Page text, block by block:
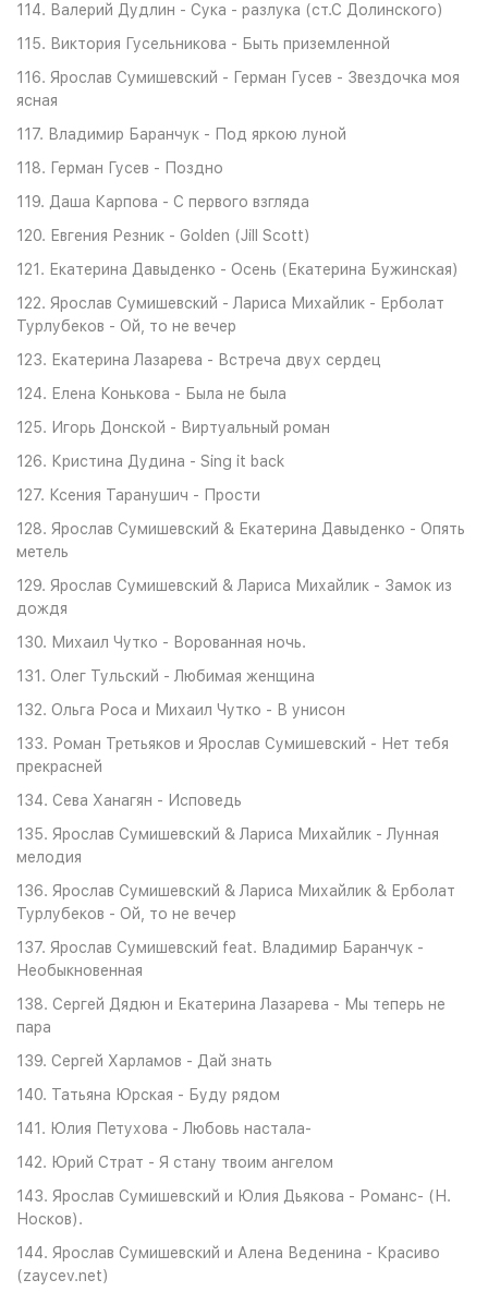
114. Валерий Дудлин - Сука - разлука (ст.С Долинского)
115. Виктория Гусельникова - Быть приземленной
116. Ярослав Сумишевский - Герман Гусев - Звездочка моя
ясная
117. Владимир Баранчук - Под яркою луной
118. Герман Гусев - Поздно
119. Даша Карпова - С первого взгляда
120. Евгения Резник - Golden (Jill Scott)
121. Екатерина Давыденко - Осень (Екатерина Бужинская)
122. Ярослав Сумишевский - Лариса Михайлик - Ерболат
Турлубеков - Ой, то не вечер
123. Екатерина Лазарева - Встреча двух сердец
124. Елена Конькова - Была не была
125. Игорь Донской - Виртуальный роман
126. Кристина Дудина - Sing it back
127. Ксения Таранушич - Прости
128. Ярослав Сумишевский & Екатерина Давыденко - Опять
метель
129. Ярослав Сумишевский & Лариса Михайлик - Замок из
дождя
130. Михаил Чутко - Ворованная ночь.
131. Олег Тульский - Любимая женщина
132. Ольга Роса и Михаил Чутко - В унисон
133. Роман Третьяков и Ярослав Сумишевский - Нет тебя
прекрасней
134. Сева Ханагян - Исповедь
135. Ярослав Сумишевский & Лариса Михайлик - Лунная
мелодия
136. Ярослав Сумишевский & Лариса Михайлик & Ерболат
Турлубеков - Ой, то не вечер
137. Ярослав Сумишевский feat. Владимир Баранчук -
Необыкновенная
138. Сергей Дядюн и Екатерина Лазарева - Мы теперь не
пара
139. Сергей Харламов - Дай знать
140. Татьяна Юрская - Буду рядом
141. Юлия Петухова - Любовь настала-
142. Юрий Страт - Я стану твоим ангелом
143. Ярослав Сумишевский и Юлия Дьякова - Романс- (Н.
Носков).
144. Ярослав Сумишевский и Алена Веденина - Красиво
(zaycev.net)